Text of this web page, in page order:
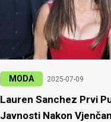
MODA 2025-07-09
Lauren Sanchez Prvi
Javnosti Nakon